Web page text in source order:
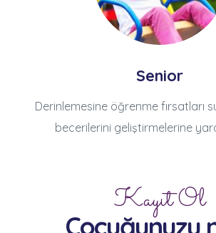
Senior
Derinlemesine öğrenme fırsatları
becerilerini geliştirmelerine
Kayıt Ol
Çocuğunuzu